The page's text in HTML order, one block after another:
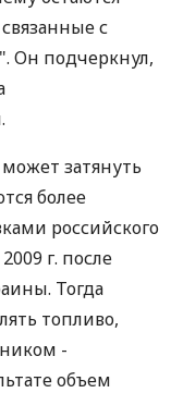
с
Он подчеркнул,
затянуть
более
российского
г. после
Тогда
топливо,
-
объем